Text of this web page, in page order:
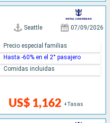
Seattle 07/09/2026
US$ 1,162 +Tasas
Precio especial familias
Hasta -60% en el 2° pasajero
Comidas incluidas